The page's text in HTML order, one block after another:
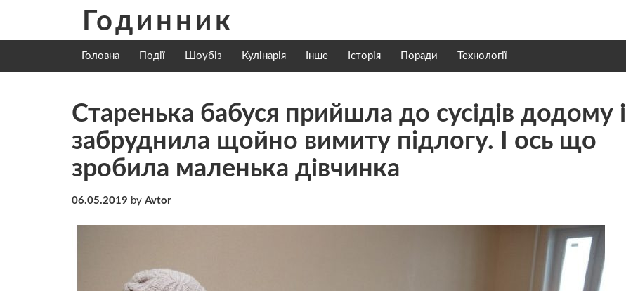
content
Годинник
Головна Події Шоубіз Кулінарія Інше Історія Поради Технології
Старенька бабуся прийшла до сусідів додому і
забpуднила щойно вимиту пiдлогу. І ось що
зробила маленька дівчинка
06.05.2019 by Avtor